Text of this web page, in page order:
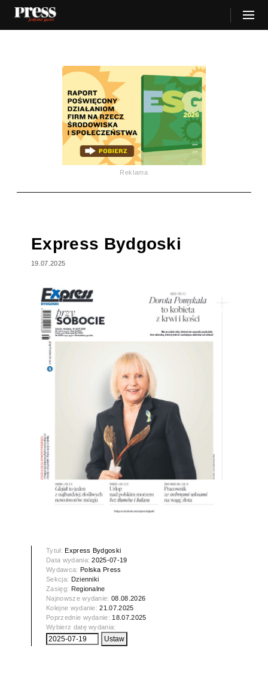
Reklama
Express Bydgoski
19.07.2025
Tytuł: Express Bydgoski
Data wydania:2025-07-19
Wydawca: Polska Press
Sekcja: Dzienniki
Zasięg: Regionalne
Najnowsze wydanie:08.08.2026
Kolejne wydanie:21.07.2025
Poprzednie wydanie: 18.07.2025
Wybierz datę wydania: